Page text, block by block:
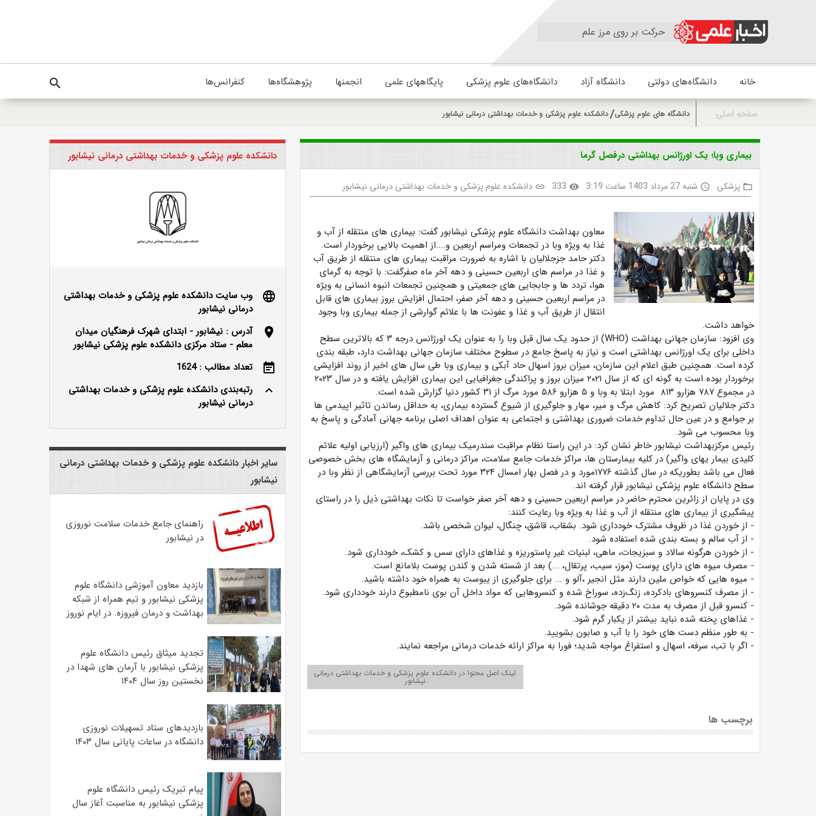
حرکت بر روی مرز علم
خانه دانشگاه‌های دولتی دانشگاه آزاد دانشگاه‌های علوم پزشکی پایگاههای علمی انجمنها پژوهشگاه‌ها کنفرانس‌ها search
صفحه اصلی دانشگاه های علوم پزشکی دانشکده علوم پزشکی و خدمات بهداشتی درمانی نیشابور
بیماری وبا؛ یک اورژانس بهداشتی درفصل گرما
folder_open پزشکی access_time شنبه 27 مرداد 1403 ساعت 3:19 visibility
333
link دانشکده علوم پزشکی و خدمات بهداشتی درمانی نیشابور
معاون بهداشت دانشگاه علوم پزشکی نیشابور گفت: بیماری های منتقله از آب و
غذا به ویژه وبا در تجمعات ومراسم اربعین و....از اهمیت بالایی برخوردار است.
دکتر حامد جزجلالیان با اشاره به ضرورت مراقبت بیماری های منتقله از طریق آب
و غذا در مراسم های اربعین حسینی و دهه آخر ماه صفرگفت: با توجه به گرمای
هوا، تردد ها و جابجایی های جمعیتی و همچنین تجمعات انبوه انسانی به ویژه
در مراسم اربعین حسینی و دهه آخر صفر، احتمال افزایش بروز بیماری های قابل
انتقال از طریق آب و غذا و عفونت ها با علائم گوارشی از جمله بیماری وبا وجود
خواهد داشت.
وی افزود: سازمان جهانی بهداشت (WHO) از حدود یک سال قبل وبا را به عنوان یک اورژانس درجه ۳ که بالاترین سطح
داخلی برای یک اورژانس بهداشتی است و نیاز به پاسخ جامع در سطوح مختلف سازمان جهانی بهداشت دارد، طبقه بندی
کرده است. همچنین طبق اعلام این سازمان، میزان بروز اسهال حاد آبکی و بیماری وبا طی سال های اخیر از روند افزایشی
برخوردار بوده است به گونه ای که از سال ۲۰۲۱ میزان بروز و پراکندگی جغرافیایی این بیماری افزایش یافته و در سال ۲۰۲۳
در مجموع ۷۸۷ هزارو ۸۱۳ مورد ابتلا به وبا و ۵ هزارو ۵۸۶ مورد مرگ از ۳۱ کشور دنیا گزارش شده است.
دکتر جلالیان تصریح کرد: کاهش مرگ و میر، مهار و جلوگیری از شیوع گسترده بیماری، به حداقل رساندن تاثیر اپیدمی ها
بر جوامع و در عین حال تداوم خدمات ضروری بهداشتی و اجتماعی به عنوان اهداف اصلی برنامه جهانی آمادگی و پاسخ به
وبا محسوب می شود.
رئیس مرکزبهداشت نیشابور خاطر نشان کرد: در این راستا نظام مراقبت سندرمیک بیماری های واگیر (ارزیابی اولیه علائم
کلیدی بیمار یهای واگیر) در کلیه بیمارستان ها، مراکز خدمات جامع سلامت، مراکز درمانی و آزمایشگاه های بخش خصوصی
فعال می باشد بطوریکه در سال گذشته ۱۷۷۶مورد و در فصل بهار امسال ۳۲۴ مورد تحت بررسی آزمایشگاهی از نظر وبا در
سطح دانشگاه علوم پزشکی نیشابور قرار گرفته اند.
وی در پایان از زائرین محترم حاضر در مراسم اربعین حسینی و دهه آخر صفر خواست تا نکات بهداشتی ذیل را در راستای
پیشگیری از بیماری های منتقله از آب و غذا به ویژه وبا رعایت کنند:
- از خوردن غذا در ظروف مشترک خودداری شود. بشقاب، قاشق، چنگال، لیوان شخصی باشد.
- از آب سالم و بسته بندی شده استفاده شود.
- از خوردن هرگونه سالاد و سبزیجات، ماهی، لبنیات غیر پاستوریزه و غذاهای دارای سس و کشک، خودداری شود.
- مصرف میوه های دارای پوست (موز، سیب، پرتقال، ...) بعد از شسته شدن و کندن پوست بلامانع است.
- میوه هایی که خواص ملین دارند مثل انجیر ،آلو و ... برای جلوگیری از یبوست به همراه خود داشته باشید.
- از مصرف کنسروهای بادکرده، زنگ‌زده، سوراخ شده و کنسروهایی که مواد داخل آن بوی نامطبوع دارند خودداری شود.
- کنسرو قبل از مصرف به مدت ۲۰ دقیقه جوشانده شود.
- غذاهای پخته شده نباید بیشتر از یکبار گرم شود.
- به طور منظم دست های خود را با آب و صابون بشویید.
- اگر با تب، سرفه، اسهال و استفراغ مواجه شدید؛ فورا به مراکز ارائه خدمات درمانی مراجعه نمایند.
لینک اصل محتوا در دانشکده علوم پزشکی و خدمات بهداشتی درمانی
نیشابور
برچسب ها
دانشکده علوم پزشکی و خدمات بهداشتی درمانی نیشابور
language
وب سایت دانشکده علوم پزشکی و خدمات بهداشتی
درمانی نیشابور
location_on
آدرس : نیشابور - ابتدای شهرک فرهنگیان میدان
معلم - ستاد مرکزی دانشکده علوم پزشکی نیشابور
event_note
تعداد مطالب : 1624
keyboard_arrow_up
رتبه‌بندی دانشکده علوم پزشکی و خدمات بهداشتی
درمانی نیشابور
سایر اخبار دانشکده علوم پزشکی و خدمات بهداشتی درمانی
نیشابور
راهنمای جامع خدمات سلامت نوروزی
در نیشابور
بازدید معاون آموزشی دانشگاه علوم
پزشکی نیشابور و تیم همراه از شبکه
بهداشت و درمان فیروزه. در ایام نوروز
تجدید میثاق رئیس دانشگاه علوم
پزشکی نیشابور با آرمان های شهدا در
نخستین روز سال ۱۴۰۴
بازدیدهای ستاد تسهیلات نوروزی
دانشگاه در ساعات پایانی سال ۱۴۰۳
پیام تبریک رئیس دانشگاه علوم
پزشکی نیشابور به مناسبت آغاز سال